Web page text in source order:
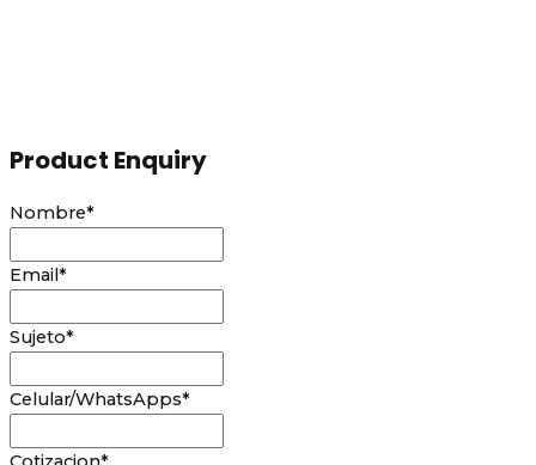
Product Enquiry
Nombre*
Email *
Sujeto*
Celular/WhatsApps*